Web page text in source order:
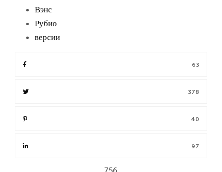
63
378
40
97
Вэнс
Рубио
версии